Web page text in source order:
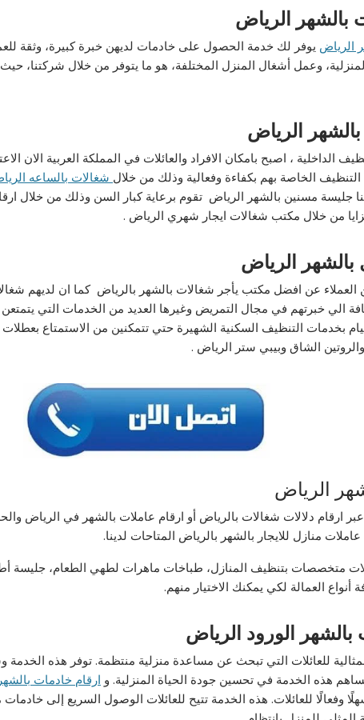
بالشهر الرياض
الرياض يوفر لك خدمة الحصول على خادمات لديهن خبرة كبيرة، وثقة
وعمل أشغال المنزل المختلفة، هو ما يتوفر من خلال شركتنا،
الرياض
الداخلية ، اصبح بامكان الافراد والعائلات في المملكة العربية الان
التنظيف الخاصة بهم بكفاءة وفعالية وذلك من خلال شغالات بالساعه
جليسة مسنين بالشهر الرياض تقوم برعاية كبار السن وذلك من خلال
من خلال مكتب شغالات ايجار شهري الرياض .
الرياض
العملاء عن افضل مكتب يأجر شغالات بالشهر بالرياض كما ان لديهم
الي خبرتهم في مجال التمريض وغيرها العديد من الخدمات التي يتمتعن
بخدمات التنظيف السكنية الشهيرة حتي تتمكنين من الاستمتاع بعطلات
الشاق وبيبي ستر الرياض .
الرياض
ارقام دلالات شغالات بالرياض أو ارقام عاملات بالشهر في الرياض
منازل للايجار بالشهر بالرياض المتاحات لدينا.
متخصصات بتنظيف المنازل، طباخات ماهرات لطهي الطعام، جليسة
العمالة لكي يمكنك الاختيار منهم.
بالشهر الورود الرياض
للعائلات التي تبحث عن مساعدة منزلية منتظمة. توفر هذه
هذه الخدمة في تحسين جودة الحياة المنزلية. و ارقام خادمات
وفعالًا للعائلات. هذه الخدمة تتيح للعائلات الوصول السريع إلى